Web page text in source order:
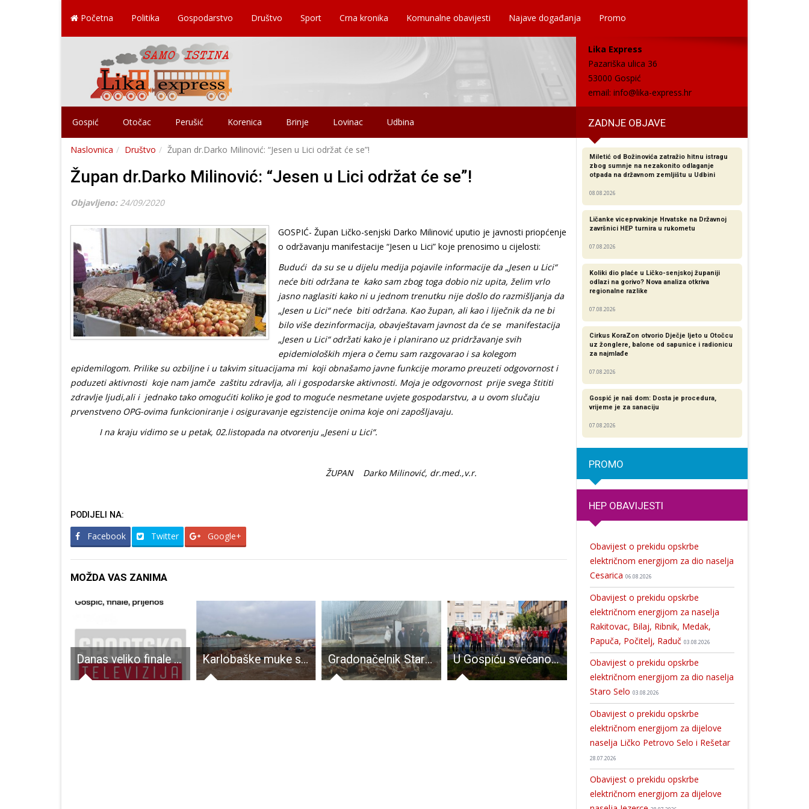
Početna Politika Gospodarstvo Društvo Sport Crna kronika Komunalne obavijesti Najave događanja Promo
Lika Express
Pazariška ulica 36
53000 Gospić
email: info@lika-express.hr
Gospić Otočac Perušić Korenica Brinje Lovinac Udbina ZADNJE OBJAVE
Naslovnica Društvo Župan dr.Darko Milinović: “Jesen u Lici održat će se”!
Župan dr.Darko Milinović: “Jesen u Lici održat će se”!
Objavljeno: 24/09/2020
GOSPIĆ- Župan Ličko-senjski Darko Milinović uputio je javnosti priopćenje
o održavanju manifestacije “Jesen u Lici” koje prenosimo u cijelosti:
Budući da su se u dijelu medija pojavile informacije da „Jesen u Lici“
neće biti održana te kako sam zbog toga dobio niz upita, želim vrlo
jasno naglasiti kako ni u jednom trenutku nije došlo do razmišljanja da
„Jesen u Lici“ neće biti održana. Kao župan, ali kao i liječnik da ne bi
bilo više dezinformacija, obavještavam javnost da će se manifestacija
„Jesen u Lici“ održati kako je i planirano uz pridržavanje svih
epidemioloških mjera o čemu sam razgovarao i sa kolegom
epidemilogom. Prilike su ozbiljne i u takvim situacijama mi koji obnašamo javne funkcije moramo preuzeti odgovornost i
poduzeti aktivnosti koje nam jamče zaštitu zdravlja, ali i gospodarske aktivnosti. Moja je odgovornost prije svega štititi
zdravlje ljudi,ali i jednako tako omogućiti koliko je god to moguće nesmetane uvjete gospodarstvu, a u ovom slučaju
prvenstveno OPG-ovima funkcioniranje i osiguravanje egzistencije onima koje oni zapošljavaju.
I na kraju vidimo se u petak, 02.listopada na otvorenju „Jeseni u Lici“.
ŽUPAN Darko Milinović, dr.med.,v.r.
PODIJELI NA:
Facebook Twitter Google+
MOŽDA VAS ZANIMA
Danas veliko finale Zimskog malonogometnog turnira Gospić 2026! Karlobaške muke s otpadom Gradonačelnik Starčević obišao poljoprivrednike kojima su dodijeljene potpore za obiteljska poljoprivredna gospodarstva U Gospiću svečano otvoren Park Gradskog društva Crvenog križa povodom 140. obljetnice Društva Besplatno učenje španjolskog jezika
Miletić od Božinovića zatražio hitnu istragu
zbog sumnje na nezakonito odlaganje
otpada na državnom zemljištu u Udbini
08.08.2026
Ličanke viceprvakinje Hrvatske na Državnoj
završnici HEP turnira u rukometu
07.08.2026
Koliki dio plaće u Ličko-senjskoj županiji
odlazi na gorivo? Nova analiza otkriva
regionalne razlike​
07.08.2026
Cirkus KoraZon otvorio Dječje ljeto u Otočcu
uz žonglere, balone od sapunice i radionicu
za najmlađe
07.08.2026
Gospić je naš dom: Dosta je procedura,
vrijeme je za sanaciju
07.08.2026
PROMO
HEP OBAVIJESTI
Obavijest o prekidu opskrbe
električnom energijom za dio naselja
Cesarica 06.08.2026
Obavijest o prekidu opskrbe
električnom energijom za naselja
Rakitovac, Bilaj, Ribnik, Medak,
Papuča, Počitelj, Raduč 03.08.2026
Obavijest o prekidu opskrbe
električnom energijom za dio naselja
Staro Selo 03.08.2026
Obavijest o prekidu opskrbe
električnom energijom za dijelove
naselja Ličko Petrovo Selo i Rešetar
28.07.2026
Obavijest o prekidu opskrbe
električnom energijom za dijelove